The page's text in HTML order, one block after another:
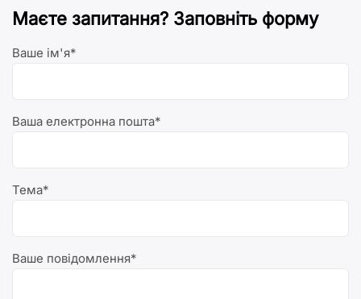
Маєте запитання? Заповніть форму
Ваше ім'я*
Ваша електронна пошта*
Тема*
Ваше повідомлення*